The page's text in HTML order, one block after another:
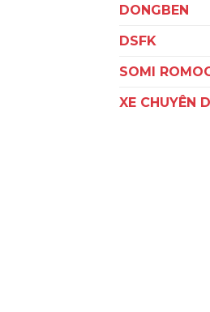
DONGBEN
DSFK
SOMI
XE CHUYÊN